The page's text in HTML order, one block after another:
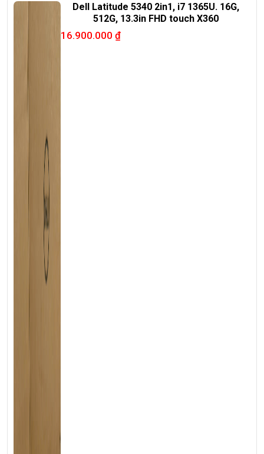
Dell Latitude 5340 2in1, i7 1365U. 16G,
512G, 13.3in FHD touch X360
16.900.000 ₫